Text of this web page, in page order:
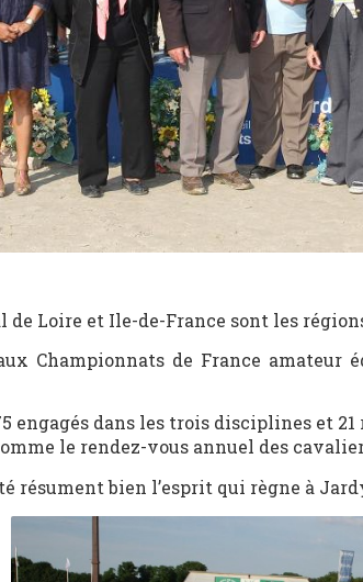
de Loire et Ile-de-France sont les
Championnats de France amateur
engagés dans les trois disciplines et 21
le rendez-vous annuel des
résument bien l’esprit qui règne à